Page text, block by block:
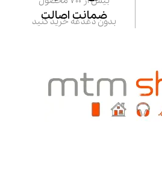
ضمانت اصالت
بدون دغدغه خرید کنید